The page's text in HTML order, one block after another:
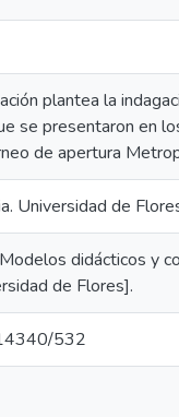
plantea la
se presentaron en
de apertura
Universidad de
didácticos y
de Flores].
532